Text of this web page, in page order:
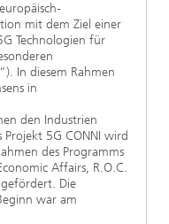
mit dem Ziel einer
Technologien für
In diesem Rahmen
in
den Industrien
5G CONNI wird
des Programms
Affairs, R.O.C.
gefördert. Die
war am